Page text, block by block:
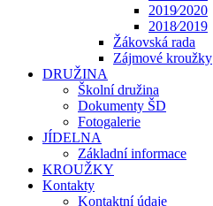
2019⁄2020
2018⁄2019
Žákovská rada
Zájmové kroužky
DRUŽINA
Školní družina
Dokumenty ŠD
Fotogalerie
JÍDELNA
Základní informace
KROUŽKY
Kontakty
Kontaktní údaje